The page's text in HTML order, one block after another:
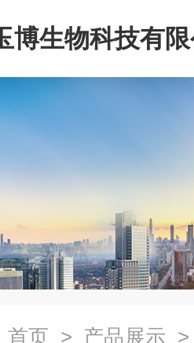
博生物科技有
首页 > 产品展示